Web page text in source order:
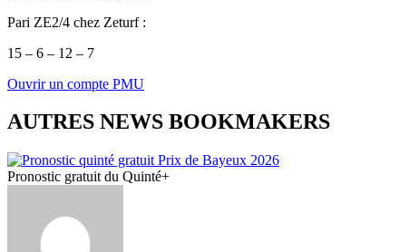
Pari ZE2/4 chez Zeturf :
15 – 6 – 12 – 7
Ouvrir un compte PMU
AUTRES NEWS BOOKMAKERS
Pronostic gratuit du Quinté+